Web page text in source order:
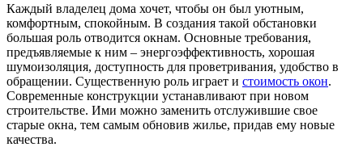
Каждый владелец дома хочет, чтобы он был уютным,
комфортным, спокойным. В создания такой обстановки
большая роль отводится окнам. Основные требования,
предъявляемые к ним – энергоэффективность, хорошая
шумоизоляция, доступность для проветривания, удобство в
обращении. Существенную роль играет и стоимость окон.
Современные конструкции устанавливают при новом
строительстве. Ими можно заменить отслужившие свое
старые окна, тем самым обновив жилье, придав ему новые
качества.